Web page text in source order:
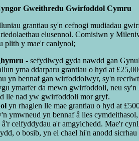
Gweithredu Gwirfoddol Cymru
grantiau sy'n cefnogi mudiadau
elusennol. Comisiwn y
plith y mae'r canlynol;
- sefydlwyd gyda nawdd gan
yma ddarparu grantiau o hyd at
yn bennaf gan wirfoddolwyr, sy'n
ymarfer da mewn gwirfoddoli, neu sy'n
lle nad yw gwirfoddoli mor gryf.
yn rhaglen lle mae grantiau o hyd at
ymwneud yn bennaf â lles
celfyddydau a'r amgylchedd. Mae'r
o bosib, yn ei chael hi'n anodd